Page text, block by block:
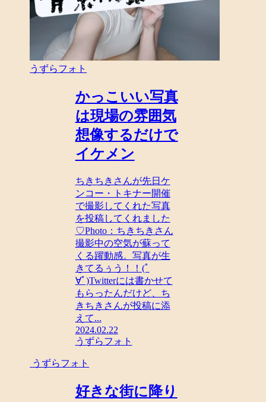
うずらフォト
かっこいい写真
は現場の雰囲気
想像するだけで
イケメン
ちきちきさんが先日ケ
ンコー・トキナー開催
で撮影してくれた写真
を投稿してくれました
♡Photo：ちきちきさん
撮影中の空気が蘇って
くる躍動感。写真が生
きてるぅう！！(ﾟ
∀ﾟ)Twitterには書かせて
もらったんだけど、ち
きちきさんが投稿に添
えて...
2024.02.22
うずらフォト
うずらフォト
好きな街に降り